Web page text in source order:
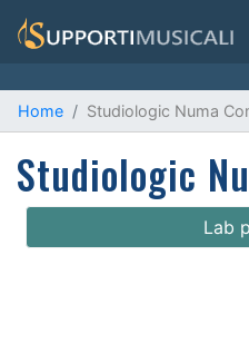
Home Studiologic Numa
Studiologic
Lab